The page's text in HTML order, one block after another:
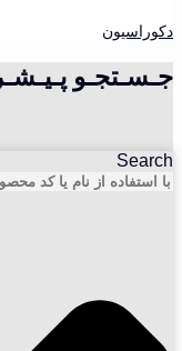
دکوراسیون
جـسـتجـو
Search